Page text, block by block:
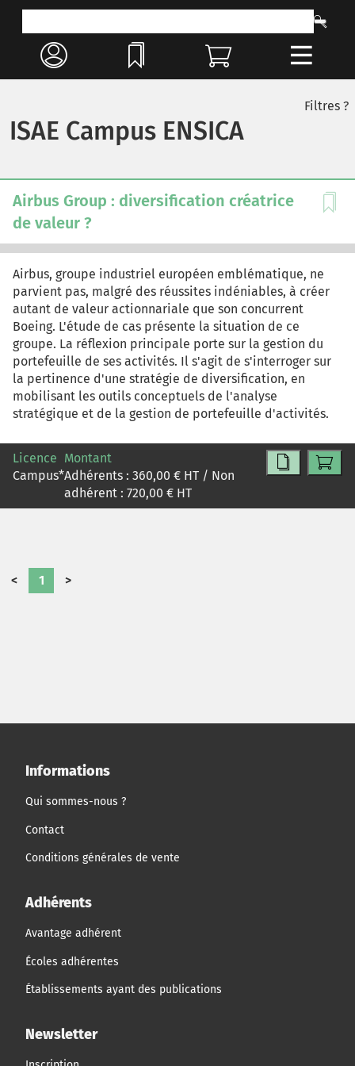
ISAE Campus ENSICA
Filtres ?
Airbus Group : diversification créatrice
de valeur ?
Airbus, groupe industriel européen emblématique, ne
parvient pas, malgré des réussites indéniables, à créer
autant de valeur actionnariale que son concurrent
Boeing. L'étude de cas présente la situation de ce
groupe. La réflexion principale porte sur la gestion du
portefeuille de ses activités. Il s'agit de s'interroger sur
la pertinence d'une stratégie de diversification, en
mobilisant les outils conceptuels de l'analyse
stratégique et de la gestion de portefeuille d'activités.
Licence
Campus*
Montant
Adhérents : 360,00 € HT / Non
adhérent : 720,00 € HT
< 1 >
Informations
Qui sommes-nous ?
Contact
Conditions générales de vente
Adhérents
Avantage adhérent
Écoles adhérentes
Établissements ayant des publications
Newsletter